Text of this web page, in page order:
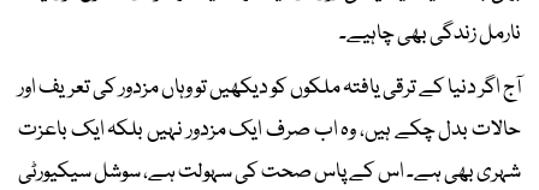
نارمل زندگی بھی چاہیے۔
آج اگر دنیا کے ترقی یافتہ ملکوں کو دیکھیں تو وہاں مزدور کی تعریف اور
حالات بدل چکے ہیں، وہ اب صرف ایک مزدور نہیں بلکہ ایک باعزت
شہری بھی ہے۔ اس کے پاس صحت کی سہولت ہے، سوشل سیکیورٹی